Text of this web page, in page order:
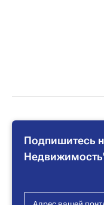
Подпишитесь